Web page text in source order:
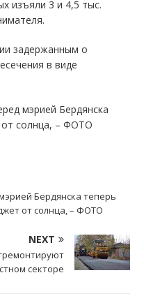
изъяли 3 и 4,5 тыс.
задержанным о
в виде
мэрией Бердянска
от солнца, – ФОТО
Бердянска теперь
от солнца, – ФОТО
NEXT
секторе